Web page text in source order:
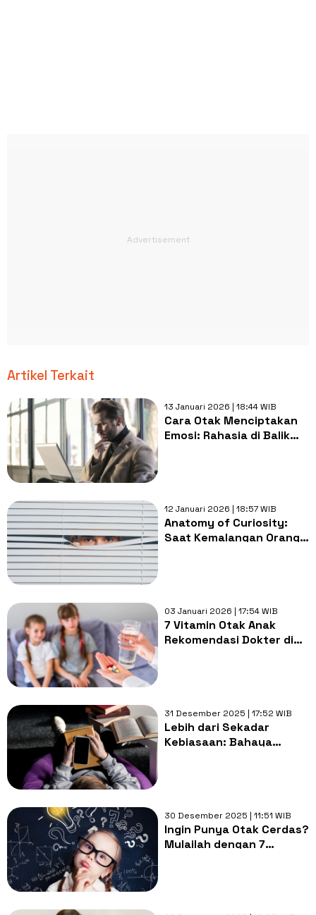
Artikel Terkait
13 Januari 2026 | 18:44 WIB
Cara Otak Menciptakan
Emosi: Rahasia di Balik
12 Januari 2026 | 18:57 WIB
Anatomy of Curiosity:
Saat Kemalangan Orang
03 Januari 2026 | 17:54 WIB
7 Vitamin Otak Anak
Rekomendasi Dokter di
31 Desember 2025 | 17:52 WIB
Lebih dari Sekadar
Kebiasaan: Bahaya
30 Desember 2025 | 11:51 WIB
Ingin Punya Otak Cerdas?
Mulailah dengan 7